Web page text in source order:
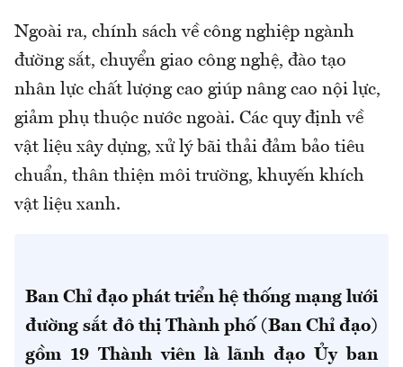
Ngoài ra, chính sách về công nghiệp ngành
đường sắt, chuyển giao công nghệ, đào tạo
nhân lực chất lượng cao giúp nâng cao nội lực,
giảm phụ thuộc nước ngoài. Các quy định về
vật liệu xây dựng, xử lý bãi thải đảm bảo tiêu
chuẩn, thân thiện môi trường, khuyến khích
vật liệu xanh.
Ban Chỉ đạo phát triển hệ thống mạng lưới
đường sắt đô thị Thành phố (Ban Chỉ đạo)
gồm 19 Thành viên là lãnh đạo Ủy ban